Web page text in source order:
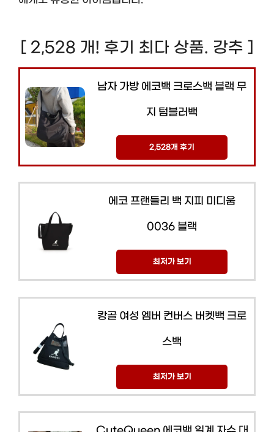
[ 2,528 개! 후기 최다 상품. 강추 ]
남자 가방 에코백 크로스백 블랙 무
지 텀블러백
2,528개 후기
에코 프랜들리 백 지피 미디움
0036 블랙
최저가 보기
캉골 여성 엠버 컨버스 버켓백 크로
스백
최저가 보기